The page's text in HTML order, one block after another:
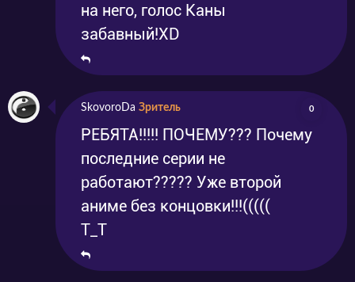
на него, голос Каны
забавный!XD
SkovoroDa Зритель 0
РЕБЯТА!!!!! ПОЧЕМУ??? Почему
последние серии не
работают????? Уже второй
аниме без концовки!!!(((((
Т_Т